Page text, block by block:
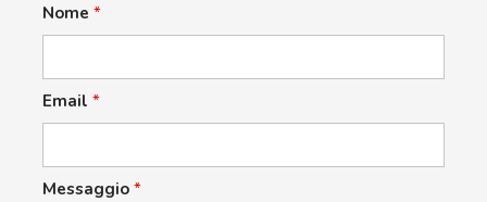
Nome *
Email *
Messaggio *